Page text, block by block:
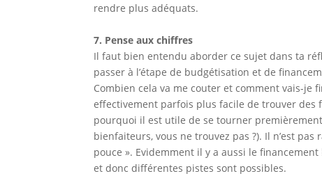
rendre plus adéquats.
7. Pense aux chiffres
Il faut bien entendu aborder ce sujet dans ta
passer à l’étape de budgétisation et de
Combien cela va me couter et comment vais-je
effectivement parfois plus facile de trouver des
pourquoi il est utile de se tourner
bienfaiteurs, vous ne trouvez pas ?). Il n’est
pouce ». Evidemment il y a aussi le
et donc différentes pistes sont possibles.